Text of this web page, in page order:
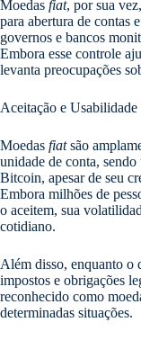
Moedas fiat, por sua
para abertura de contas
governos e bancos
Embora esse controle
levanta preocupações
Aceitação e Usabilidade
Moedas fiatsão
unidade de conta,
Bitcoin, apesar de seu
Embora milhões de
o aceitem, sua
cotidiano.
Além disso, enquanto o
impostos e obrigações
reconhecido como
determinadas situações.